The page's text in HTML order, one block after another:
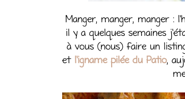
Manger, manger, manger :
il y a quelques semaines
à vous (nous) faire un
et l’igname pilée du Patio,